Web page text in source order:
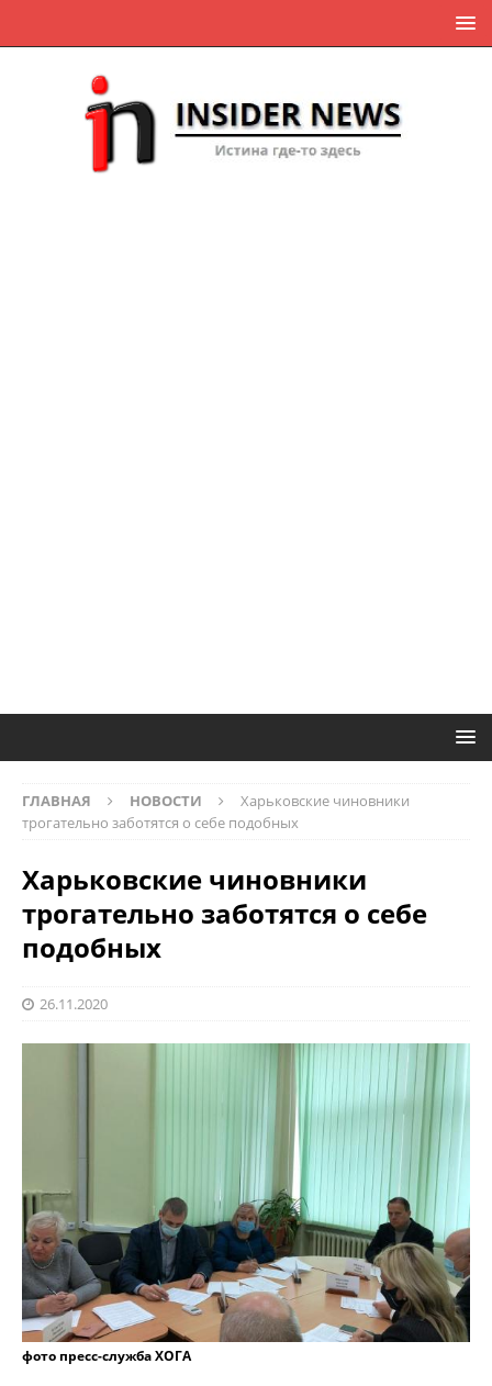
ГЛАВНАЯ НОВОСТИ
Харьковские чиновники
трогательно заботятся о себе подобных
Харьковские чиновники
трогательно заботятся о себе
подобных
26.11.2020
фото пресс-служба ХОГА